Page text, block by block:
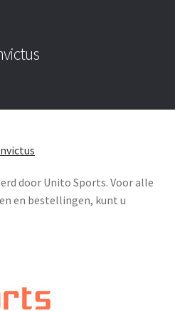
door Unito Sports. Voor alle
en bestellingen, kunt u